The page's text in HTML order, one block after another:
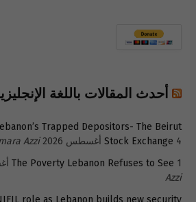
أحدث المقالات باللغة
Trapped Depositors- The Beirut
Stock Exchange 4 أغسطس 2026
Azzi
The Poverty Lebanon Refuses to See 1 أغسطس 2026
Azzi